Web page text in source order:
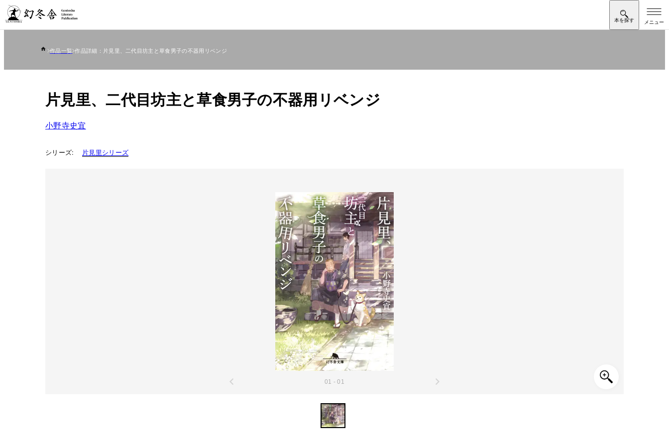
作品一覧 作品詳細：片見里、二代目坊主と草食男子の不器用リベンジ
片見里、二代目坊主と草食男子の不器用リベンジ
小野寺史宜
シリーズ: 片見里シリーズ
01 - 01